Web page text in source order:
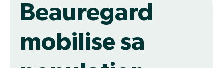
Beauregard
mobilise sa